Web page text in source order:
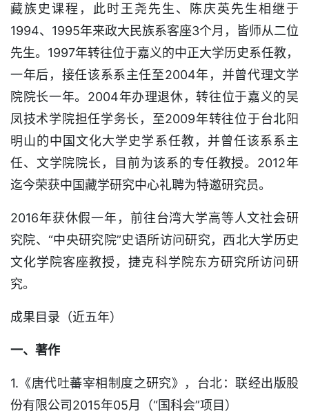
藏族史课程，此时王尧先生、陈庆英先生相继于
1994、1995年来政大民族系客座3个月，皆师从二位
先生。1997年转往位于嘉义的中正大学历史系任教，
一年后，接任该系系主任至2004年，并曾代理文学
院院长一年。2004年办理退休，转往位于嘉义的吴
凤技术学院担任学务长，至2009年转往位于台北阳
明山的中国文化大学史学系任教，并曾任该系系主
任、文学院院长，目前为该系的专任教授。2012年
迄今荣获中国藏学研究中心礼聘为特邀研究员。
2016年获休假一年，前往台湾大学高等人文社会研
究院、“中央研究院”史语所访问研究，西北大学历史
文化学院客座教授，捷克科学院东方研究所访问研
究。
成果目录（近五年）
一、著作
1.《唐代吐蕃宰相制度之研究》，台北：联经出版股
份有限公司2015年05月（“国科会”项目）